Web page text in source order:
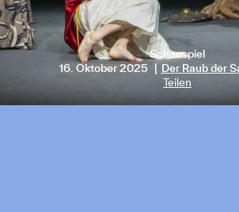
Schauspiel
16. Oktober 2025
Der Raub der
Teilen